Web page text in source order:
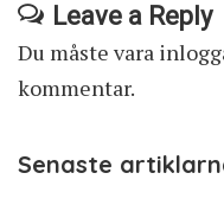
Leave a Reply
Du måste vara
kommentar.
Senaste